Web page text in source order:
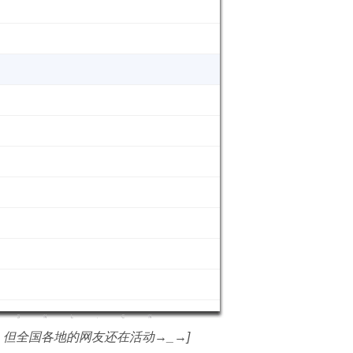
但全国各地的网友还在活动→_→]